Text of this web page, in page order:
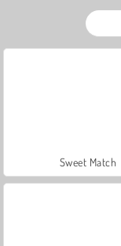
Sweet Match